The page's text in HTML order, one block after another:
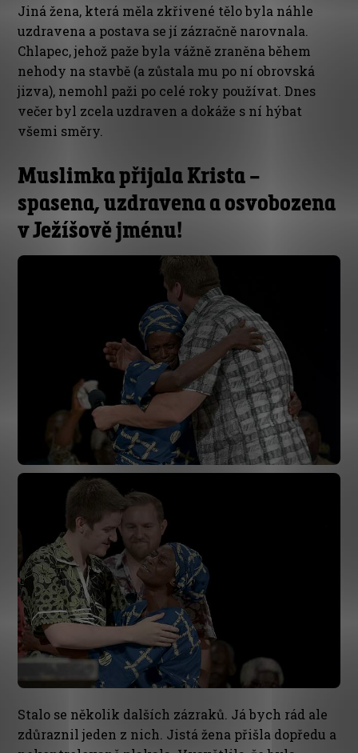
Jiná žena, která měla zkřivené tělo byla náhle
uzdravena a postava se jí zázračně narovnala.
Chlapec, jehož paže byla vážně zraněna během
nehody na stavbě (a zůstala mu po ní obrovská
jizva), nemohl paži po celé roky používat. Dnes
večer byl zcela uzdraven a dokáže s ní hýbat
všemi směry.
Muslimka přijala Krista –
spasena, uzdravena a osvobozena
v Ježíšově jménu!
Stalo se několik dalších zázraků. Já bych rád ale
zdůraznil jeden z nich. Jistá žena přišla dopředu a